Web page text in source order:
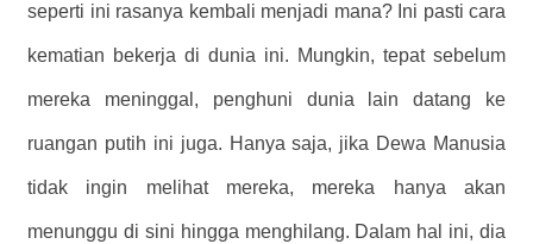
seperti ini rasanya kembali menjadi mana? Ini pasti cara
kematian bekerja di dunia ini. Mungkin, tepat sebelum
mereka meninggal, penghuni dunia lain datang ke
ruangan putih ini juga. Hanya saja, jika Dewa Manusia
tidak ingin melihat mereka, mereka hanya akan
menunggu di sini hingga menghilang. Dalam hal ini, dia